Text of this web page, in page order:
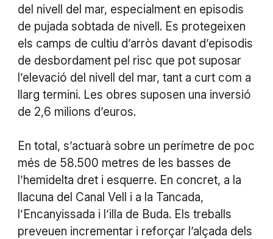
del nivell del mar, especialment en episodis
de pujada sobtada de nivell. Es protegeixen
els camps de cultiu d’arròs davant d’episodis
de desbordament pel risc que pot suposar
l’elevació del nivell del mar, tant a curt com a
llarg termini. Les obres suposen una inversió
de 2,6 milions d’euros.
En total, s’actuarà sobre un perímetre de poc
més de 58.500 metres de les basses de
l’hemidelta dret i esquerre. En concret, a la
llacuna del Canal Vell i a la Tancada,
l’Encanyissada i l’illa de Buda. Els treballs
preveuen incrementar i reforçar l’alçada dels